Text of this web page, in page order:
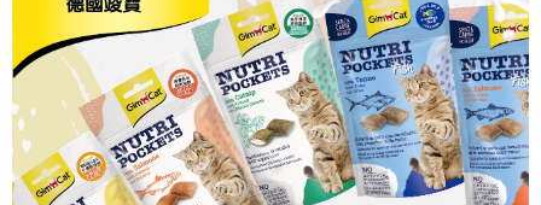
是否繳費成功／繳費後需取消欲退款等相關疑問，請聯繫「AFTEE先享後付
客戶支援中心」https://netprotections.freshdesk.com/support/home
【注意事項】
１．透過由恩沛科技股份有限公司提供之「AFTEE先享後付」服務完成之交
易，需依本服務之必要範圍內提供個人資料，並將交易相關給付款項請求債
權轉讓予恩沛科技股份有限公司。
２．關於個人資料處理事宜，請瀏覽以下網址：
https://aftee.tw/terms/#terms3
每筆NT$60，滿NT$999(含以上)免運費
7-11取貨付款_限重10KG
每筆NT$60，滿NT$999(含以上)免運費
付款後7-11取貨_限重10KG
每筆NT$60，滿NT$999(含以上)免運費